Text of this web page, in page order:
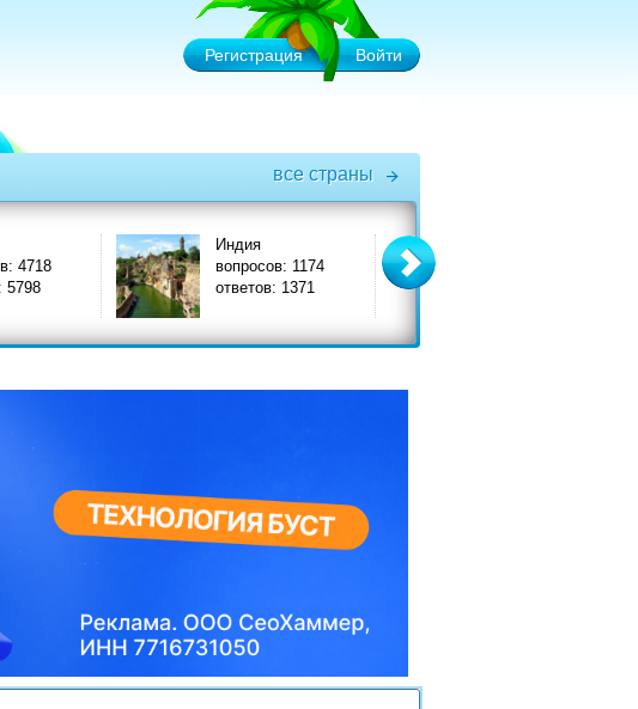
Регистрация Войти
все страны
Индия
вопросов: 1174
ответов: 1371
Италия
вопросов: 3575
ответов: 3908